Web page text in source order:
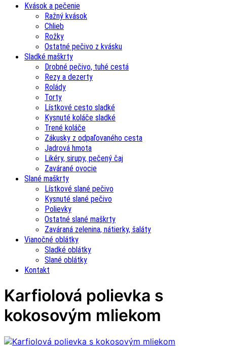
Kvások a pečenie
Ražný kvások
Chlieb
Rožky
Ostatné pečivo z kvásku
Sladké maškrty
Drobné pečivo, tuhé cestá
Rezy a dezerty
Rolády
Torty
Lístkové cesto sladké
Kysnuté koláče sladké
Trené koláče
Zákusky z odpaľovaného cesta
Jadrová hmota
Likéry, sirupy, pečený čaj
Zavárané ovocie
Slané maškrty
Lístkové slané pečivo
Kysnuté slané pečivo
Polievky
Ostatné slané maškrty
Zaváraná zelenina, nátierky, šaláty
Vianočné oblátky
Sladké oblátky
Slané oblátky
Kontakt
Karfiolová polievka s
kokosovým mliekom